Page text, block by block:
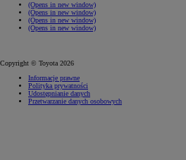
(Opens in new window)
(Opens in new window)
(Opens in new window)
(Opens in new window)
Copyright © Toyota 2026
Informacje prawne
Polityka prywatności
Udostępnianie danych
Przetwarzanie danych osobowych